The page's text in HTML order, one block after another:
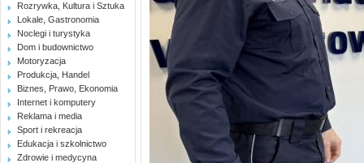
Rozrywka, Kultura i Sztuka
Lokale, Gastronomia
Noclegi i turystyka
Dom i budownictwo
Motoryzacja
Produkcja, Handel
Biznes, Prawo, Ekonomia
Internet i komputery
Reklama i media
Sport i rekreacja
Edukacja i szkolnictwo
Zdrowie i medycyna